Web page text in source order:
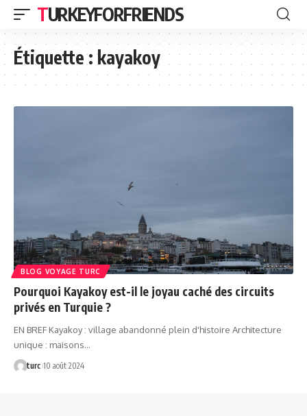
TURKEYFORFRIENDS
Étiquette :kayakoy
BLOG VOYAGE TURC
Pourquoi Kayakoy est-il le joyau caché des circuits
privés en Turquie ?
EN BREF Kayakoy : village abandonné plein d'histoire Architecture
unique : maisons…
turc 10 août 2024